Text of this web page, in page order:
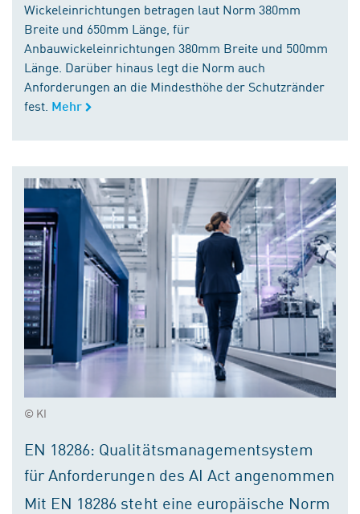
Wickeleinrichtungen betragen laut Norm 380mm
Breite und 650mm Länge, für
Anbauwickeleinrichtungen 380mm Breite und 500mm
Länge. Darüber hinaus legt die Norm auch
Anforderungen an die Mindesthöhe der Schutzränder
fest. Mehr
© KI
EN 18286: Qualitätsmanagementsystem
für Anforderungen des AI Act angenommen
Mit EN 18286 steht eine europäische Norm